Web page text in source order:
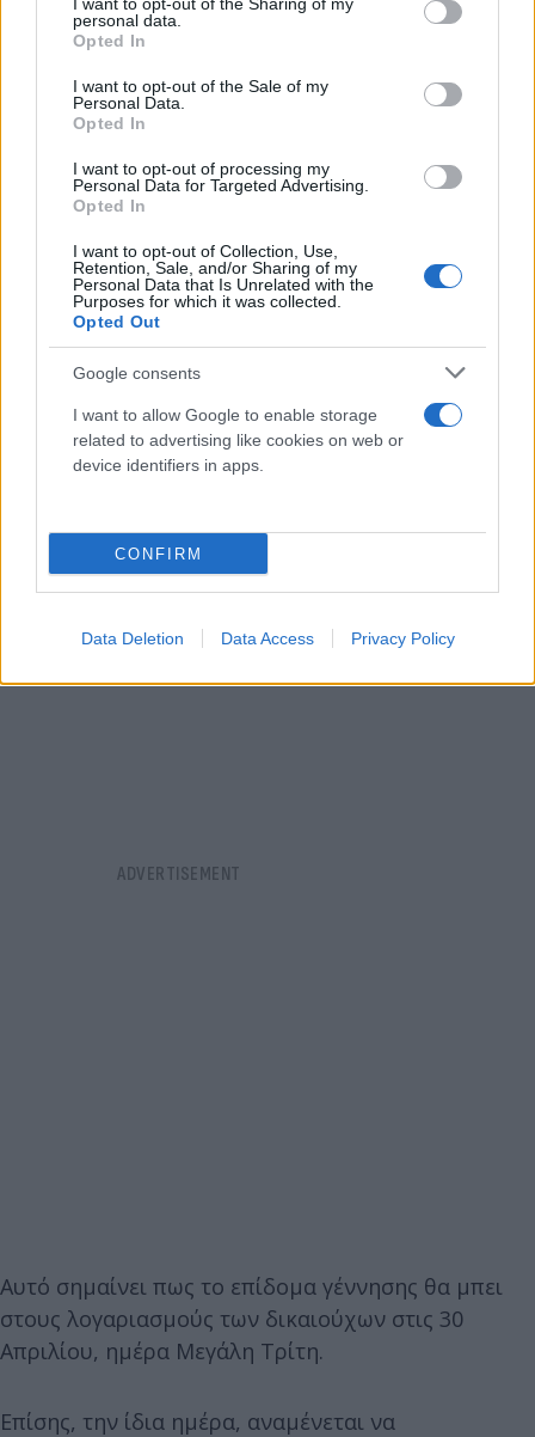
grant or deny consent to Google and its third-party tags to
use your data for below specified purposes in below Google
consent section.
personal data.
Opted In
I want to opt-out of the Sale of my
Personal Data.
Opted In
I want to opt-out of processing my
Personal Data for Targeted Advertising.
Opted In
I want to opt-out of Collection, Use,
Retention, Sale, and/or Sharing of my
Personal Data that Is Unrelated with the
Purposes for which it was collected.
Opted Out
Google consents
I want to allow Google to enable storage
related to advertising like cookies on web or
device identifiers in apps.
CONFIRM
Data Deletion Data Access Privacy Policy
στους δικαιούχους, οι οποίοι έχουν λάβει
το επιπλέον ποσό καταβάλλεται εφάπαξ
τον μήνα Απρίλιο 2024,
στους δικαιούχους, των οποίων η αίτηση
έχει εγκριθεί, χωρίς ωστόσο να έχει
ολοκληρωθεί η καταβολή και των δύο
δόσεων του επιδόματος, το επιπλέον ποσό
καταβάλλεται με την καταβολή της
δεύτερης δόσης.
Πότε καταβάλλεται
Την τελευταία εργάσιμη ημέρα του Απριλίου, θα
καταβληθεί στις δικαιούχους το επίδομα γέννησης.
Αυτό σημαίνει πως το επίδομα γέννησης θα μπει
στους λογαριασμούς των δικαιούχων στις 30
Απριλίου, ημέρα Μεγάλη Τρίτη.
Επίσης, την ίδια ημέρα, αναμένεται να